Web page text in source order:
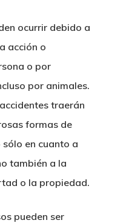
ocurrir debido a
acción o
o por
por animales.
traerán
formas de
en cuanto a
también a la
o la propiedad.
pueden ser